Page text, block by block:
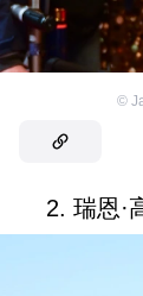
©
2. 瑞恩·